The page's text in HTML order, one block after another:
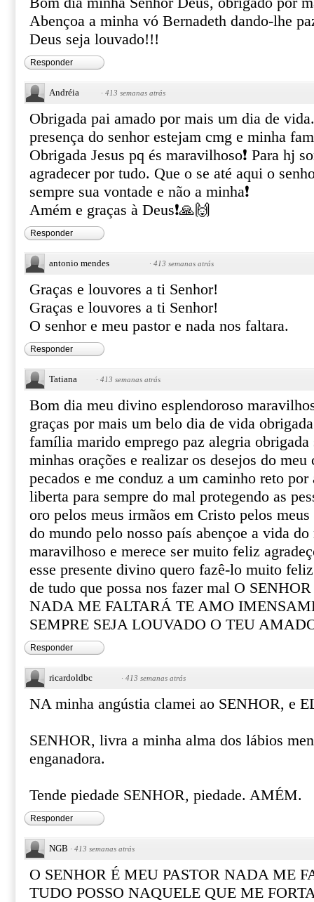
Abençoa a minha vó Bernadeth dando-lhe
Deus seja louvado!!!
Responder
Andréia · 413 semanas atrás
Obrigada pai amado por mais um dia de
presença do senhor estejam cmg e minha
Obrigada Jesus pq és maravilhoso❗ Para hj
agradecer por tudo. Que o se até aqui o
sempre sua vontade e não a minha❗
Amém e graças à Deus❗🙏🙌
Responder
antonio mendes · 413 semanas atrás
Graças e louvores a ti Senhor!
Graças e louvores a ti Senhor!
O senhor e meu pastor e nada nos faltara.
Responder
Tatiana · 413 semanas atrás
Bom dia meu divino esplendoroso
graças por mais um belo dia de vida
família marido emprego paz alegria
minhas orações e realizar os desejos do meu
pecados e me conduz a um caminho reto
liberta para sempre do mal protegendo as
oro pelos meus irmãos em Cristo pelos
do mundo pelo nosso país abençoe a vida
maravilhoso e merece ser muito feliz
esse presente divino quero fazê-lo muito
de tudo que possa nos fazer mal O
NADA ME FALTARÁ TE AMO
SEMPRE SEJA LOUVADO O TEU
Responder
ricardoldbc · 413 semanas atrás
NA minha angústia clamei ao SENHOR, e
SENHOR, livra a minha alma dos lábios
enganadora.
Tende piedade SENHOR, piedade. AMÉM.
Responder
NGB · 413 semanas atrás
O SENHOR É MEU PASTOR NADA ME
TUDO POSSO NAQUELE QUE ME